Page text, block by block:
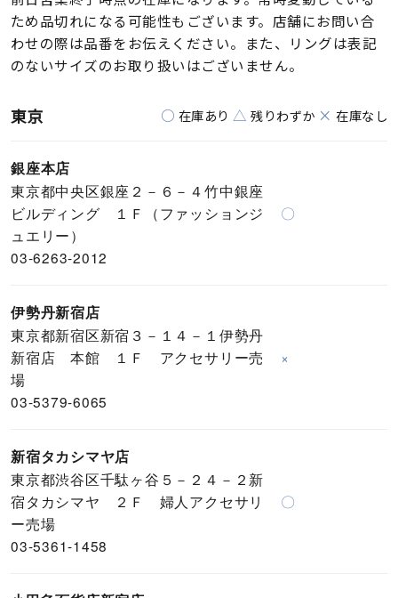
ため品切れになる可能性もございます。店舗にお問い合
わせの際は品番をお伝えください。また、リングは表記
のないサイズのお取り扱いはございません。
○ 在庫あり△ 残りわずか × 在庫なし
東京
銀座本店
東京都中央区銀座２－６－４竹中銀座
ビルディング １Ｆ（ファッションジ
ュエリー）
03-6263-2012
〇
伊勢丹新宿店
東京都新宿区新宿３－１４－１伊勢丹
新宿店 本館 １Ｆ アクセサリー売
場
03-5379-6065
×
新宿タカシマヤ店
東京都渋谷区千駄ヶ谷５－２４－２新
宿タカシマヤ ２Ｆ 婦人アクセサリ
ー売場
03-5361-1458
〇